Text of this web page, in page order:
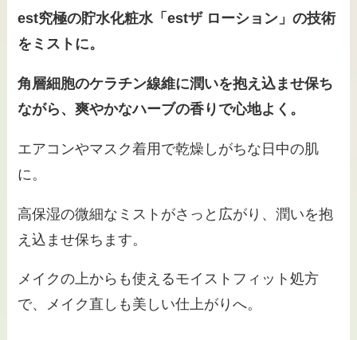
est究極の貯水化粧水「estザ ローション」の技術
をミストに。
角層細胞のケラチン線維に潤いを抱え込ませ保ち
ながら、爽やかなハーブの香りで心地よく。
エアコンやマスク着用で乾燥しがちな日中の肌
に。
高保湿の微細なミストがさっと広がり、潤いを抱
え込ませ保ちます。
メイクの上からも使えるモイストフィット処方
で、メイク直しも美しい仕上がりへ。